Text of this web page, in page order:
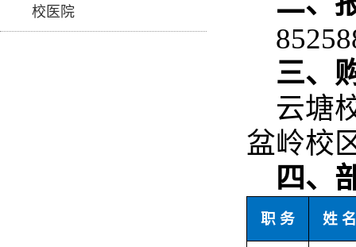
校医院
三、
云塘
盆岭校
四、
职 务 姓 名